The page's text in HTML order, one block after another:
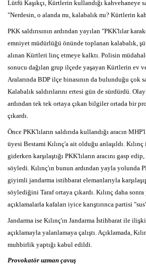
Lütfü Kaşıkçı, Kürtlerin kullandığı kahvehaneye
"Nerdesin, o alanda mı, kalabalık mı? Kürtlerin
PKK saldırısının ardından yayılan "PKK'lılar
emniyet müdürlüğü önünde toplanan kalabalık,
alınan Kürtleri linç etmeye kalktı. Polisin
sonucu dağılan grup ilçede yaşayan Kürtlerin ev
Aralarında BDP ilçe binasının da bulunduğu çok
Kalabalık saldırılarını ertesi gün de sürdürdü.
ardından tek tek ortaya çıkan bilgiler ortada bir
çıkardı.
Önce PKK'lıların saldırıda kullandığı aracın
üyesi Bestami Kılınç'a ait olduğu anlaşıldı.
giderken karşılaştığı PKK'lıların aracını gasp
söyledi. Kılınç'ın bunun ardından yayla yolunda
giyimli jandarma istihbarat elemanlarıyla
söylediğini Taraf ortaya çıkardı. Kılınç daha
açıklamalarla kafaları iyice karıştırınca partisi
Jandarma ise Kılınç'ın Jandarma İstihbarat ile
açıklamayla yalanlamaya çalıştı. Açıklamada,
muhbirlik yaptığı kabul edildi.
Provokatör uzman çavuş